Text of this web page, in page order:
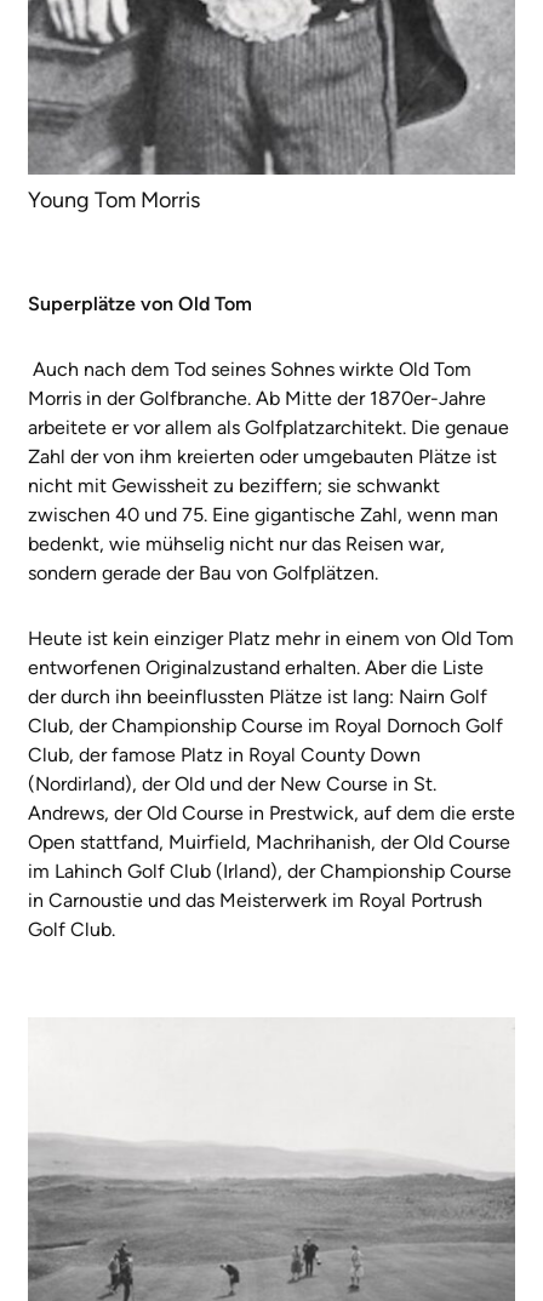
Young Tom Morris
Superplätze von Old Tom
Auch nach dem Tod seines Sohnes wirkte Old Tom
Morris in der Golfbranche. Ab Mitte der 1870er-Jahre
arbeitete er vor allem als Golfplatzarchitekt. Die genaue
Zahl der von ihm kreierten oder umgebauten Plätze ist
nicht mit Gewissheit zu beziffern; sie schwankt
zwischen 40 und 75. Eine gigantische Zahl, wenn man
bedenkt, wie mühselig nicht nur das Reisen war,
sondern gerade der Bau von Golfplätzen.
Heute ist kein einziger Platz mehr in einem von Old Tom
entworfenen Originalzustand erhalten. Aber die Liste
der durch ihn beeinflussten Plätze ist lang: Nairn Golf
Club, der Championship Course im Royal Dornoch Golf
Club, der famose Platz in Royal County Down
(Nordirland), der Old und der New Course in St.
Andrews, der Old Course in Prestwick, auf dem die erste
Open stattfand, Muirfield, Machrihanish, der Old Course
im Lahinch Golf Club (Irland), der Championship Course
in Carnoustie und das Meisterwerk im Royal Portrush
Golf Club.